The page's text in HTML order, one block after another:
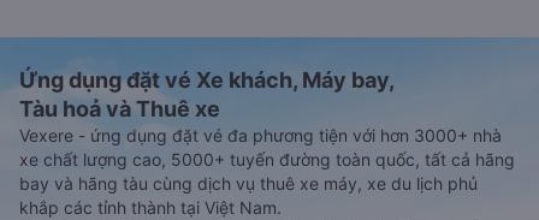
Ứng dụng đặt vé Xe khách, Máy bay,
Tàu hoả và Thuê xe
Vexere - ứng dụng đặt vé đa phương tiện với hơn 3000+ nhà
xe chất lượng cao, 5000+ tuyến đường toàn quốc, tất cả hãng
bay và hãng tàu cùng dịch vụ thuê xe máy, xe du lịch phủ
khắp các tỉnh thành tại Việt Nam.